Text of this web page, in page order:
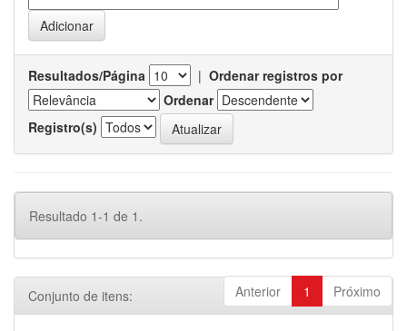
Resultados/Página | Ordenar registros por
Ordenar
Registro(s)
Resultado 1-1 de 1.
Anterior 1 Próximo
Conjunto de itens: